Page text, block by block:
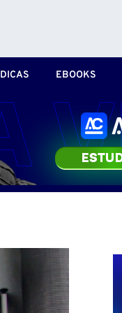
DICAS EBOOKS